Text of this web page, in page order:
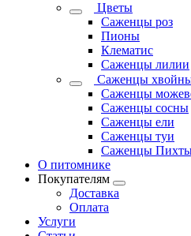
Цветы
Саженцы роз
Пионы
Клематис
Саженцы лилии
Саженцы
Саженцы
Саженцы сосны
Саженцы ели
Саженцы туи
Саженцы
О питомнике
Покупателям
Доставка
Оплата
Услуги